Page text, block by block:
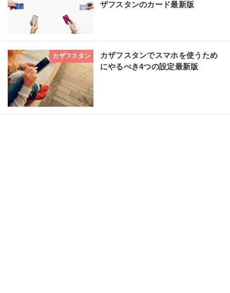
ザフスタンのカード最新版
カザフスタン
カザフスタンでスマホを使うため
にやるべき4つの設定最新版